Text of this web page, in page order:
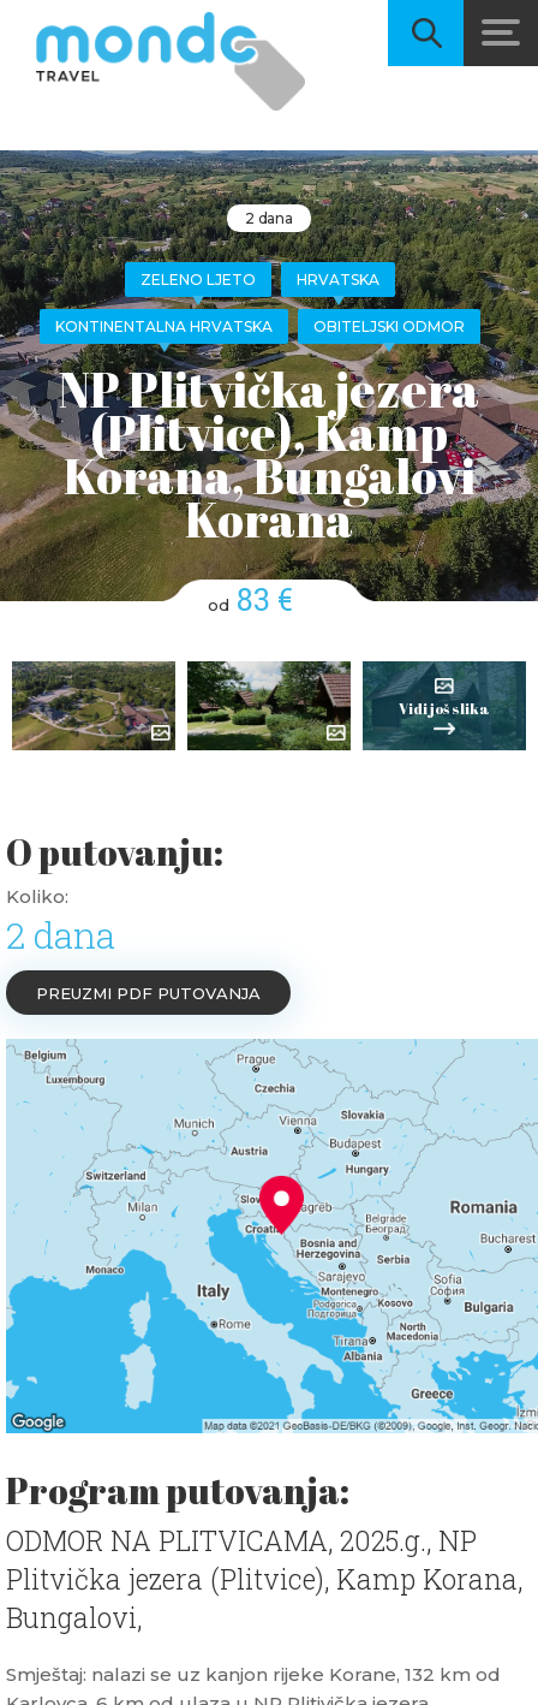
2 dana
ZELENO LJETO HRVATSKA
KONTINENTALNA HRVATSKA OBITELJSKI ODMOR
NP Plitvička jezera
(Plitvice), Kamp
Korana, Bungalovi
Korana
od 83 €
Vidi još slika
O putovanju:
Koliko:
2 dana
PREUZMI PDF PUTOVANJA
Program putovanja:
ODMOR NA PLITVICAMA, 2025.g., NP
Plitvička jezera (Plitvice), Kamp Korana,
Bungalovi,
Smještaj: nalazi se uz kanjon rijeke Korane, 132 km od